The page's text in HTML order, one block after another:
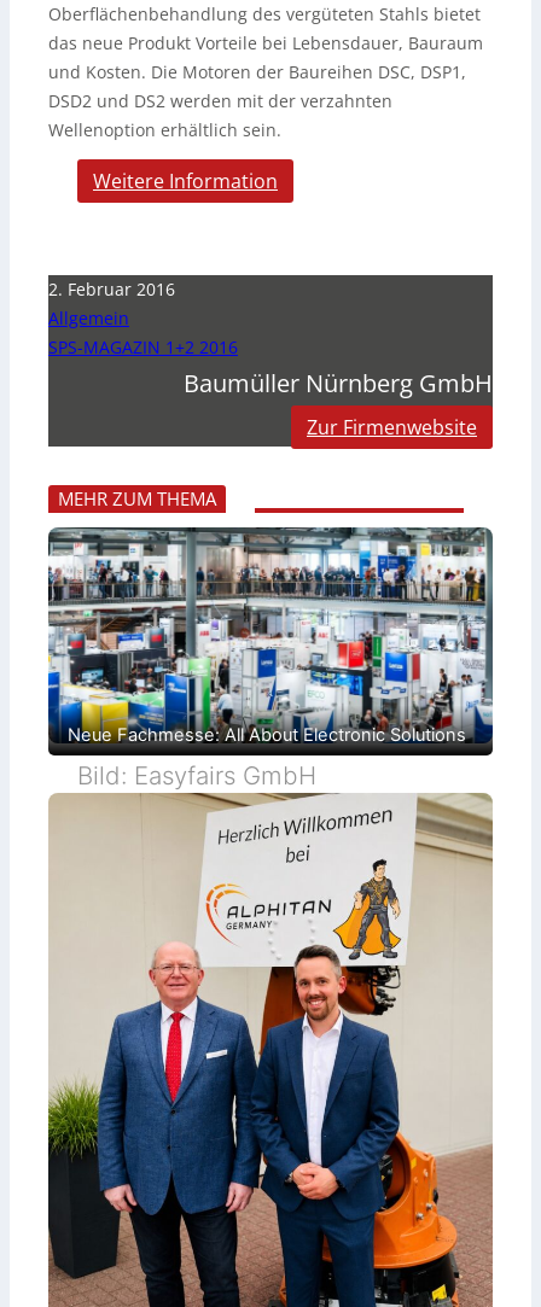
Oberflächenbehandlung des vergüteten Stahls bietet
das neue Produkt Vorteile bei Lebensdauer, Bauraum
und Kosten. Die Motoren der Baureihen DSC, DSP1,
DSD2 und DS2 werden mit der verzahnten
Wellenoption erhältlich sein.
Weitere Information
2. Februar 2016
Allgemein
SPS-MAGAZIN 1+2 2016
Baumüller Nürnberg GmbH
Zur Firmenwebsite
MEHR ZUM THEMA
Neue Fachmesse: All About Electronic Solutions
Bild: Easyfairs GmbH